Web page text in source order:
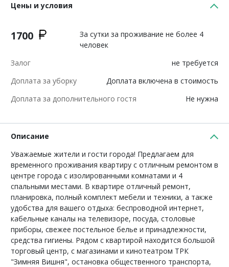
Цены и условия
1700
За сутки за проживание не более 4
человек
Залог
не требуется
Доплата за уборку
Доплата включена в стоимость
Доплата за дополнительного гостя
Не нужна
Описание
Уважаемые жители и гости города! Предлагаем для
временного проживания квартиру с отличным ремонтом в
центре города с изолированными комнатами и 4
спальными местами. В квартире отличный ремонт,
планировка, полный комплект мебели и техники, а также
удобства для вашего отдыха: беспроводной интернет,
кабельные каналы на телевизоре, посуда, столовые
приборы, свежее постельное белье и принадлежности,
средства гигиены. Рядом с квартирой находится большой
торговый центр, с магазинами и кинотеатром ТРК
"Зимняя Вишня", остановка общественного транспорта,